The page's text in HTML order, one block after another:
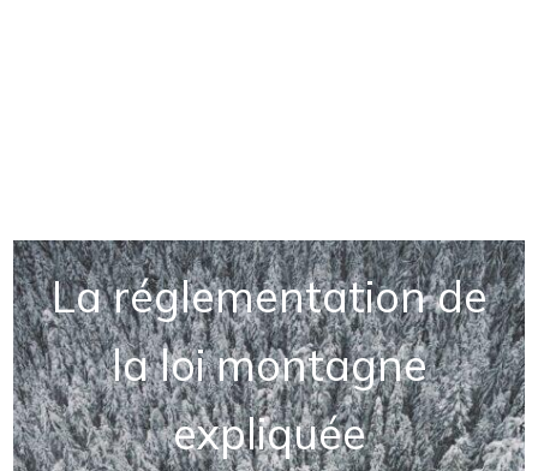
La réglementation de
la loi montagne
expliquée